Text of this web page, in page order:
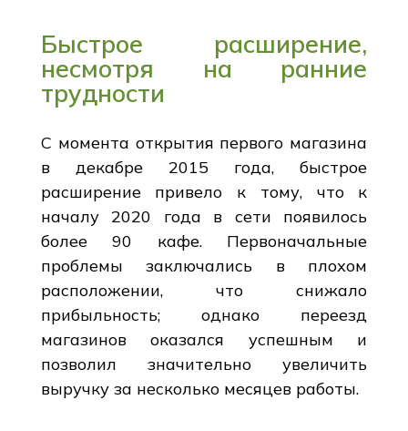
Быстрое расширение,
несмотря на ранние
трудности
С момента открытия первого магазина
в декабре 2015 года, быстрое
расширение привело к тому, что к
началу 2020 года в сети появилось
более 90 кафе. Первоначальные
проблемы заключались в плохом
расположении, что снижало
прибыльность; однако переезд
магазинов оказался успешным и
позволил значительно увеличить
выручку за несколько месяцев работы.